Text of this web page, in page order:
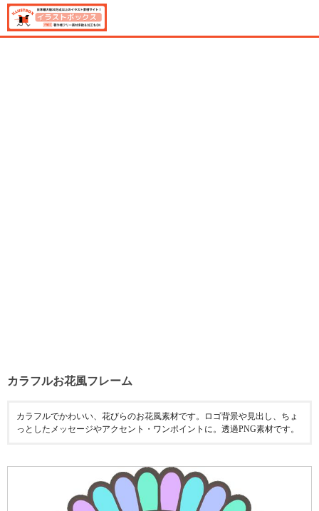
カラフルお花風フレーム
カラフルでかわいい、花びらのお花風素材です。ロゴ背景や見出し、ちょ
っとしたメッセージやアクセント・ワンポイントに。透過PNG素材です。